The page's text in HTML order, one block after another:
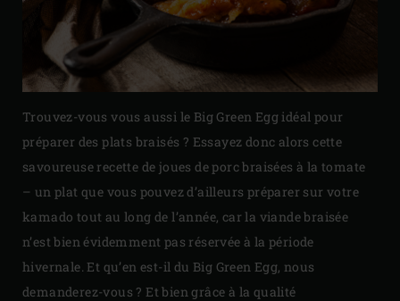
Trouvez-vous vous aussi le Big Green Egg idéal pour
préparer des plats braisés ? Essayez donc alors cette
savoureuse recette de joues de porc braisées à la tomate
– un plat que vous pouvez d’ailleurs préparer sur votre
kamado tout au long de l’année, car la viande braisée
n’est bien évidemment pas réservée à la période
hivernale. Et qu’en est-il du Big Green Egg, nous
demanderez-vous ? Et bien grâce à la qualité